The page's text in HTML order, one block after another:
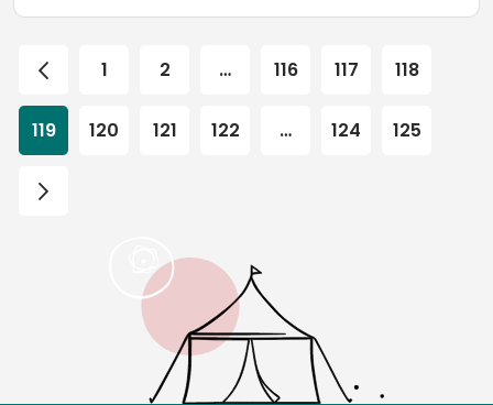
1 2 … 116 117 118
119 120 121 122 … 124 125